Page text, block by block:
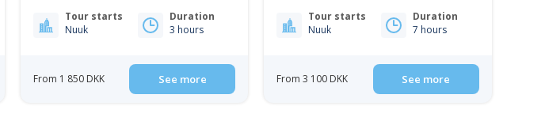
Tour starts
Nuuk
Duration
3 hours
From 1 850 DKK See more
Tour starts
Nuuk
Duration
7 hours
From 3 100 DKK See more